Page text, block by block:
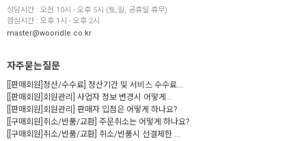
상담시간 : 오전 10시 - 오후 5시 (토,일, 공휴일 휴무)
점심시간 : 오후 1시 - 오후 2시
master@wooridle.co.kr
자주묻는질문
[[판매회원]정산/수수료] 정산기간 및 서비스 수수료...
[[판매회원]회원관리] 사업자 정보 변경시 어떻게...
[[판매회원]회원관리] 판매자 입점은 어떻게 하나요?
[[구매회원]취소/반품/교환] 주문취소는 어떻게 하나요?
[[구매회원]취소/반품/교환] 취소/반품시 선결제한 ...